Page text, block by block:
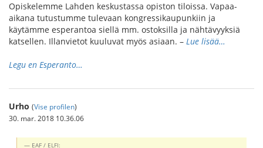
Opiskelemme Lahden keskustassa opiston tiloissa. Vapaa-
aikana tutustumme tulevaan kongressikaupunkiin ja
käytämme esperantoa siellä mm. ostoksilla ja nähtävyyksiä
katsellen. Illanvietot kuuluvat myös asiaan. – Lue lisää…
Legu en Esperanto…
Urho (Vise profilen)
30. mar. 2018 10.36.06
EAF / ELFI: